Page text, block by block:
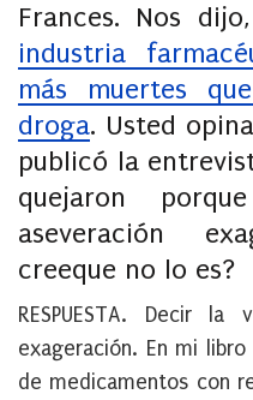
Frances. Nos
industria
más muertes
droga. Usted
publicó la
quejaron
aseveración
creeque no lo es?
RESPUESTA. Decir
exageración. En mi
de medicamentos con